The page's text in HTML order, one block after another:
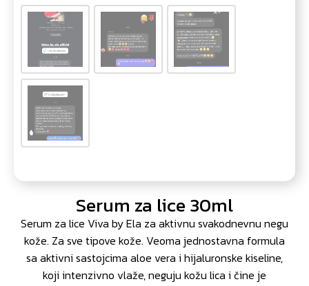
Serum za lice 30ml
Serum za lice Viva by Ela za aktivnu svakodnevnu negu
kože. Za sve tipove kože. Veoma jednostavna formula
sa aktivni sastojcima aloe vera i hijaluronske kiseline,
koji intenzivno vlaže, neguju kožu lica i čine je